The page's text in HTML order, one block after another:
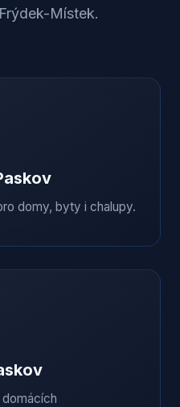
Místek.
domy, byty i chalupy.